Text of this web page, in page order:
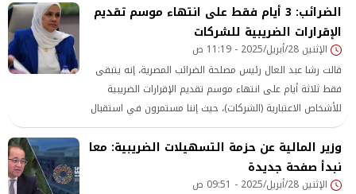
الضرائب: 3 أيام فقط على انتهاء موسم تقديم
الإقرارات الضريبية للشركات
الإثنين 28/أبريل/2025 - 11:19 ص
قالت رشا عبد العال رئيس مصلحة الضرائب المصرية، إنه يتبقى
فقط ثلاثة أيام على انتهاء موسم تقديم الإقرارات الضريبية
للأشخاص الاعتبارية (الشركات)، حيث إننا مستمرون في استقبال
الإقرارات الضريبية عن عام 2024 حتى 30 أبريل الجاري، مؤكدةً
أنه لا يسري عليها المهلة الممنوحة بمبادرة حزمة التسهيلات
الضريبية.
وزير المالية عن حزمة التسهيلات الضريبية: معا
نبدأ صفحة جديدة
الإثنين 28/أبريل/2025 - 09:51 ص